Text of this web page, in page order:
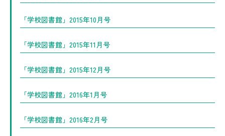
「学校図書館」2015年10月号
「学校図書館」2015年11月号
「学校図書館」2015年12月号
「学校図書館」2016年1月号
「学校図書館」2016年2月号